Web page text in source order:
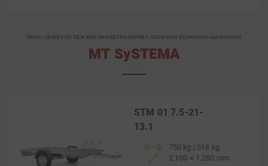
PROFI-SERIE FÜR DEN MOTORRADTRANSPORT AUCH VON SCHWEREN MASCHINEN
MT SySTEMA
STM 01 7.5-21-
13.1
750 kg | 518 kg
2.100 × 1.280 mm